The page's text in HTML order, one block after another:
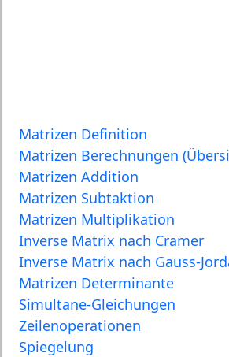
Matrizen Definition
Matrizen Berechnungen
Matrizen Addition
Matrizen Subtaktion
Matrizen Multiplikation
Inverse Matrix nach Cramer
Inverse Matrix nach Gauss-
Matrizen Determinante
Simultane-Gleichungen
Zeilenoperationen
Spiegelung